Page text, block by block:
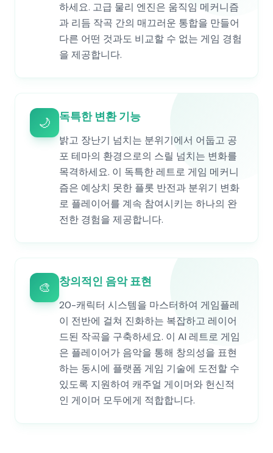
하세요. 고급 물리 엔진은 움직임 메커니즘
과 리듬 작곡 간의 매끄러운 통합을 만들어
다른 어떤 것과도 비교할 수 없는 게임 경험
을 제공합니다.
🌙 독특한 변환 기능
밝고 장난기 넘치는 분위기에서 어둡고 공
포 테마의 환경으로의 스릴 넘치는 변화를
목격하세요. 이 독특한 레트로 게임 메커니
즘은 예상치 못한 플롯 반전과 분위기 변화
로 플레이어를 계속 참여시키는 하나의 완
전한 경험을 제공합니다.
🎨 창의적인 음악 표현
20-캐릭터 시스템을 마스터하여 게임플레
이 전반에 걸쳐 진화하는 복잡하고 레이어
드된 작곡을 구축하세요. 이 AI 레트로 게임
은 플레이어가 음악을 통해 창의성을 표현
하는 동시에 플랫폼 게임 기술에 도전할 수
있도록 지원하여 캐주얼 게이머와 헌신적
인 게이머 모두에게 적합합니다.